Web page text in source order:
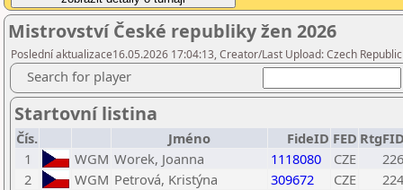
Mistrovství České republiky žen 2026
Poslední aktualizace16.05.2026 17:04:13, Creator/Last Upload: Czech
Search for player
Startovní listina
Čís. Jméno FideID FED
1
WGM Worek, Joanna 1118080 CZE
2
WGM Petrová, Kristýna 309672 CZE